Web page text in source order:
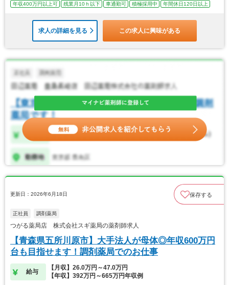
年収400万円以上可 残業月10ｈ以下 車通勤可 積極採用中 年間休日120日以上
求人の詳細を見る この求人に興味がある
更新日：2026年6月18日 保存する
正社員 調剤薬局
つがる薬局店 株式会社スギ薬局の薬剤師求人
【青森県五所川原市】大手法人が母体◎年収600万円
台も目指せます！調剤薬局でのお仕事
給与
【月収】26.0万円～47.0万円
【年収】392万円～665万円年収例